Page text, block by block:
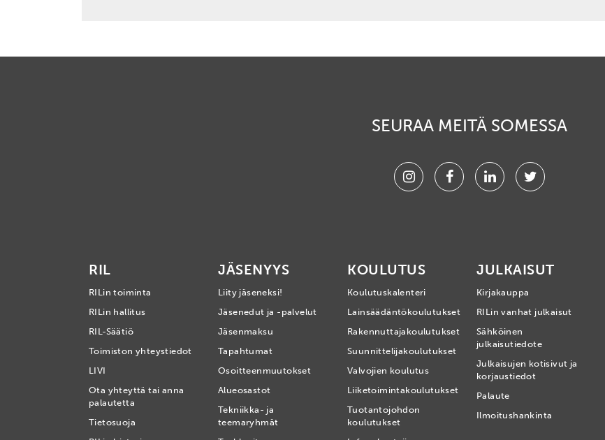
SEURAA MEITÄ SOMESSA
InstagramFacebookLinkedinTwitter
RIL
RILin toiminta
RILin hallitus
RIL-Säätiö
Toimiston yhteystiedot
LIVI
Ota yhteyttä tai anna
palautetta
Tietosuoja
JÄSENYYS
Liity jäseneksi!
Jäsenedut ja -palvelut
Jäsenmaksu
Tapahtumat
Osoitteenmuutokset
Alueosastot
Tekniikka- ja
teemaryhmät
KOULUTUS
Koulutuskalenteri
Lainsäädäntökoulutukset
Rakennuttajakoulutukset
Suunnittelijakoulutukset
Valvojien koulutus
Liiketoimintakoulutukset
Tuotantojohdon
koulutukset
JULKAISUT
Kirjakauppa
RILin vanhat julkaisut
Sähköinen
julkaisutiedote
Julkaisujen kotisivut ja
korjaustiedot
Palaute
Ilmoitushankinta